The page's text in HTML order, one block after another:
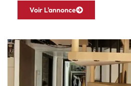
Voir L'annonce